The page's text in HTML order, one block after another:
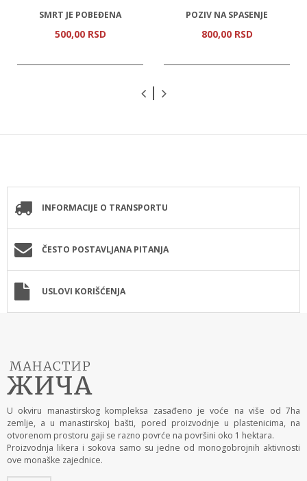
SMRT JE POBEĐENA
500,00 RSD
POZIV NA SPASENJE
800,00 RSD
INFORMACIJE O TRANSPORTU
ČESTO POSTAVLJANA PITANJA
USLOVI KORIŠĆENJA
U okviru manastirskog kompleksa zasađeno je voće na više od 7ha
zemlje, a u manastirskoj bašti, pored proizvodnje u plastenicima, na
otvorenom prostoru gaji se razno povrće na površini oko 1 hektara.
Proizvodnja likera i sokova samo su jedne od monogobrojnih aktivnosti
ove monaške zajednice.